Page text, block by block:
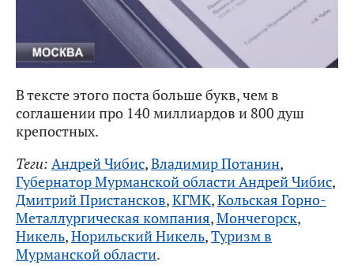
В тексте этого поста больше букв, чем в
соглашении про 140 миллиардов и 800 душ
крепостных.
Теги: Андрей Чибис,Владимир Потанин,
Губернатор Мурманской области Андрей Чибис,
Дмитрий Пристансков,КГМК,Кольская Горно-
Металлургическая компания,Мончегорск,
Никель,Норильский Никель,Туризм в
Мурманской области.